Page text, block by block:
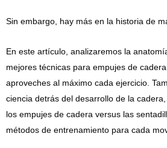
Sin embargo, hay más en la historia de
En este artículo, analizaremos la
mejores técnicas para empujes de
aproveches al máximo cada ejercicio.
ciencia detrás del desarrollo de la
los empujes de cadera versus las
métodos de entrenamiento para cada